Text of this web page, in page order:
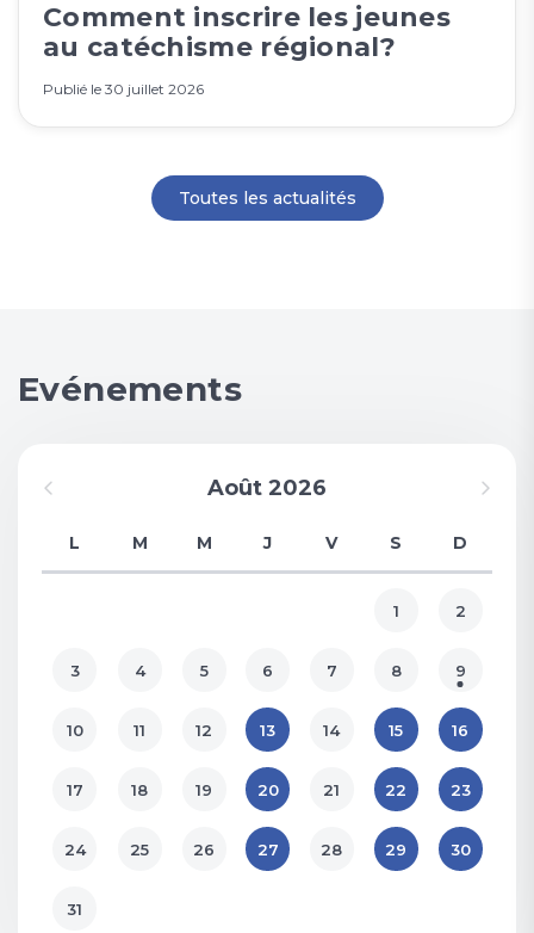
Comment inscrire les jeunes
au catéchisme régional?
Publié le 30 juillet 2026
Toutes les actualités
Evénements
Août 2026
L M M J V S D
1 2
3 4 5 6 7 8 9
10 11 12 13 14 15 16
17 18 19 20 21 22 23
24 25 26 27 28 29 30
31